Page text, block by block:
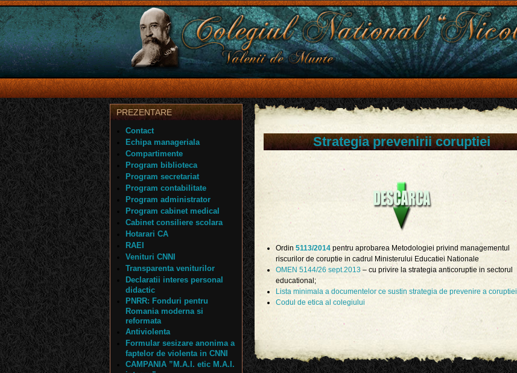
Strategia prevenirii coruptiei
Ordin 5113/2014 pentru aprobarea Metodologiei privind managementul
riscurilor de coruptie in cadrul Ministerului Educatiei Nationale
OMEN 5144/26 sept.2013 – cu privire la strategia anticoruptie in sectorul
educational;
Lista minimala a documentelor ce sustin strategia de prevenire a coruptiei
Codul de etica al colegiului
PREZENTARE
Contact
Echipa manageriala
Compartimente
Program biblioteca
Program secretariat
Program contabilitate
Program administrator
Program cabinet medical
Cabinet consiliere scolara
Hotarari CA
RAEI
Venituri CNNI
Transparenta veniturilor
Declaratii interes personal
didactic
PNRR: Fonduri pentru
Romania moderna si
reformata
Antiviolenta
Formular sesizare anonima a
faptelor de violenta in CNNI
CAMPANIA ”M.A.I. etic M.A.I.